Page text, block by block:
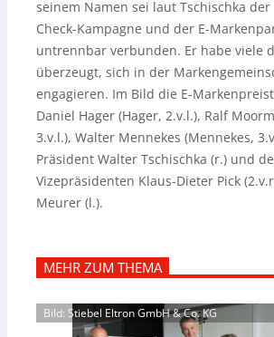
seinem Namen sei laut Tschischka der
Check-Kampagne und der E-
untrennbar verbunden. Er habe viele
überzeugt, sich in der
engagieren. Im Bild die E-
Daniel Hager (Hager, 2.v.l.), Ralf
3.v.l.), Walter Mennekes (Mennekes,
Präsident Walter Tschischka (r.) und
Vizepräsidenten Klaus-Dieter Pick
Meurer (l.).
MEHR ZUM THEMA
Bild: Stiebel Eltron GmbH & Co. KG